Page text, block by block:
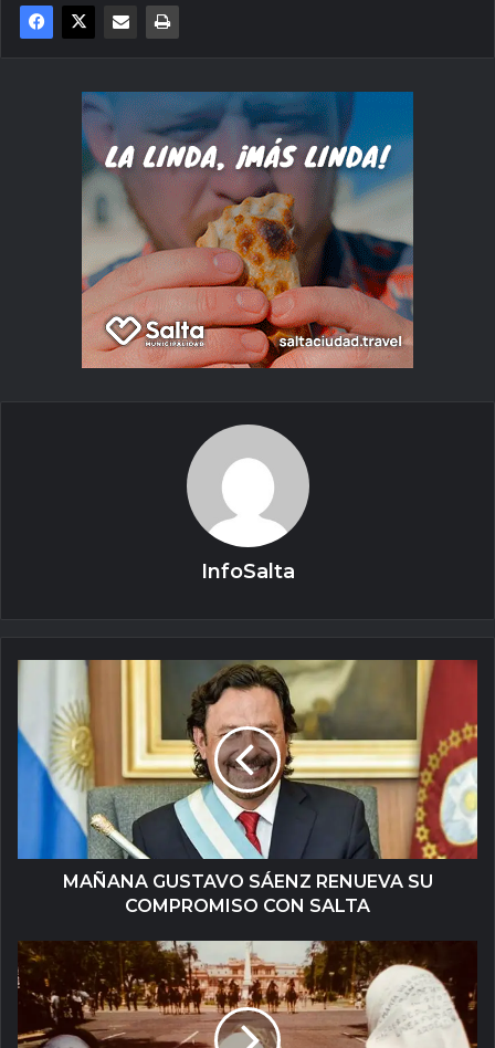
InfoSalta
MAÑANA GUSTAVO SÁENZ RENUEVA SU
COMPROMISO CON SALTA